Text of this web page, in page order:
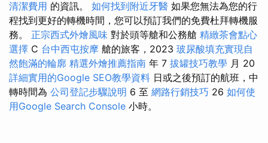
清潔費用 的資訊。 如何找到附近牙醫 如果您無法為您的行
程找到更好的轉機時間，您可以預訂我們的免費杜拜轉機服
務。 正宗西式外燴風味 對於頭等艙和公務艙 精緻茶會點心
選擇 C 台中西屯按摩 艙的旅客，2023 玻尿酸填充實現自
然飽滿的輪廓 精選外燴推薦指南 年 7 拔罐技巧教學 月 20
詳細實用的Google SEO教學資料 日或之後預訂的航班，中
轉時間為 公司登記步驟說明 6 至 網路行銷技巧 26 如何使
用Google Search Console 小時。